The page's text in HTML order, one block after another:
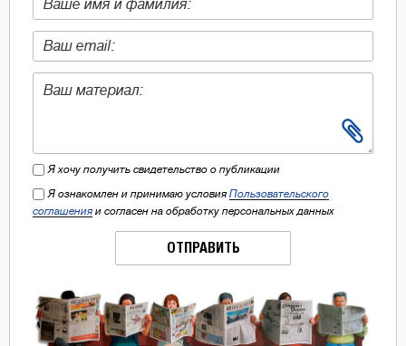
Я хочу получить свидетельство о публикации
Я ознакомлен и принимаю условия Пользовательского
соглашения и согласен на обработку персональных данных
ОТПРАВИТЬ